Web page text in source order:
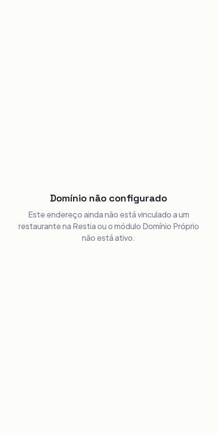
Domínio não configurado
Este endereço ainda não está vinculado a um
restaurante na Restia ou o módulo Domínio Próprio
não está ativo.